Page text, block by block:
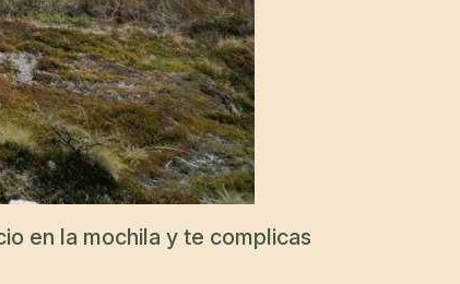
en la mochila y te complicas